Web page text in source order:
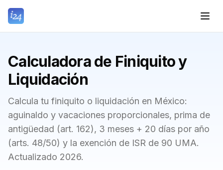
Calculadora de Finiquito y
Liquidación
Calcula tu finiquito o liquidación en México:
aguinaldo y vacaciones proporcionales, prima de
antigüedad (art. 162), 3 meses + 20 días por año
(arts. 48/50) y la exención de ISR de 90 UMA.
Actualizado 2026.